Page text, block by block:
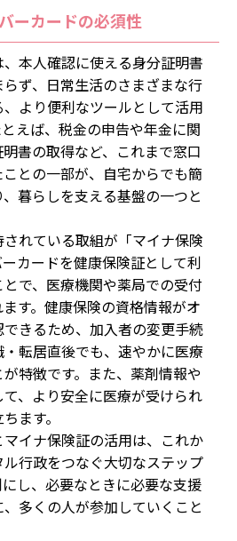
ーカードの必須性
本人確認に使える身分証明書
ず、日常生活のさまざまな行
より便利なツールとして活用
えば、税金の申告や年金に関
書の取得など、これまで窓口
との一部が、自宅からでも簡
暮らしを支える基盤の一つと
れている取組が「マイナ保険
カードを健康保険証として利
で、医療機関や薬局での受付
す。健康保険の資格情報がオ
きるため、加入者の変更手続
転居直後でも、速やかに医療
特徴です。また、薬剤情報や
、より安全に医療が受けられ
ます。
イナ保険証の活用は、これか
行政をつなぐ大切なステップ
し、必要なときに必要な支援
多くの人が参加していくこと